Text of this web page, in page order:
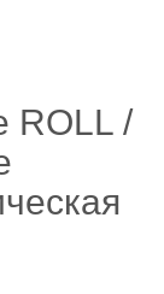
ROLL /